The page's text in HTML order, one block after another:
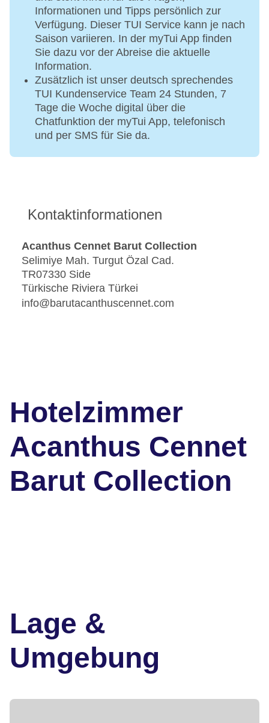
Informationen und Tipps persönlich zur
Verfügung. Dieser TUI Service kann je nach
Saison variieren. In der myTui App finden
Sie dazu vor der Abreise die aktuelle
Information.
Zusätzlich ist unser deutsch sprechendes
TUI Kundenservice Team 24 Stunden, 7
Tage die Woche digital über die
Chatfunktion der myTui App, telefonisch
und per SMS für Sie da.
Kontaktinformationen
Acanthus Cennet Barut Collection
Selimiye Mah. Turgut Özal Cad.
TR07330 Side
Türkische Riviera Türkei
info@barutacanthuscennet.com
Hotelzimmer
Acanthus Cennet
Barut Collection
Lage &
Umgebung